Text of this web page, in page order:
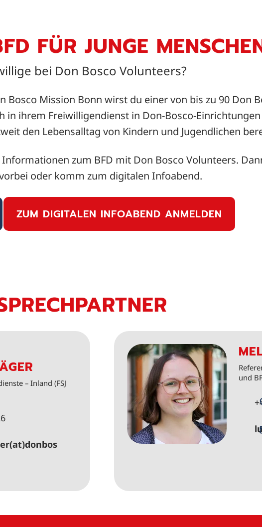
FÜR JUNGE
bei Don Bosco Volunteers?
Bosco Mission Bonn wirst du einer von bis zu 90 Don
in ihrem Freiwilligendienst in Don-Bosco-
den Lebensalltag von Kindern und Jugendlichen
zum BFD mit Don Bosco Volunteers.
oder komm zum digitalen Infoabend.
ZUM DIGITALEN INFOABEND ANMELDEN
– Inland (FSJ
und